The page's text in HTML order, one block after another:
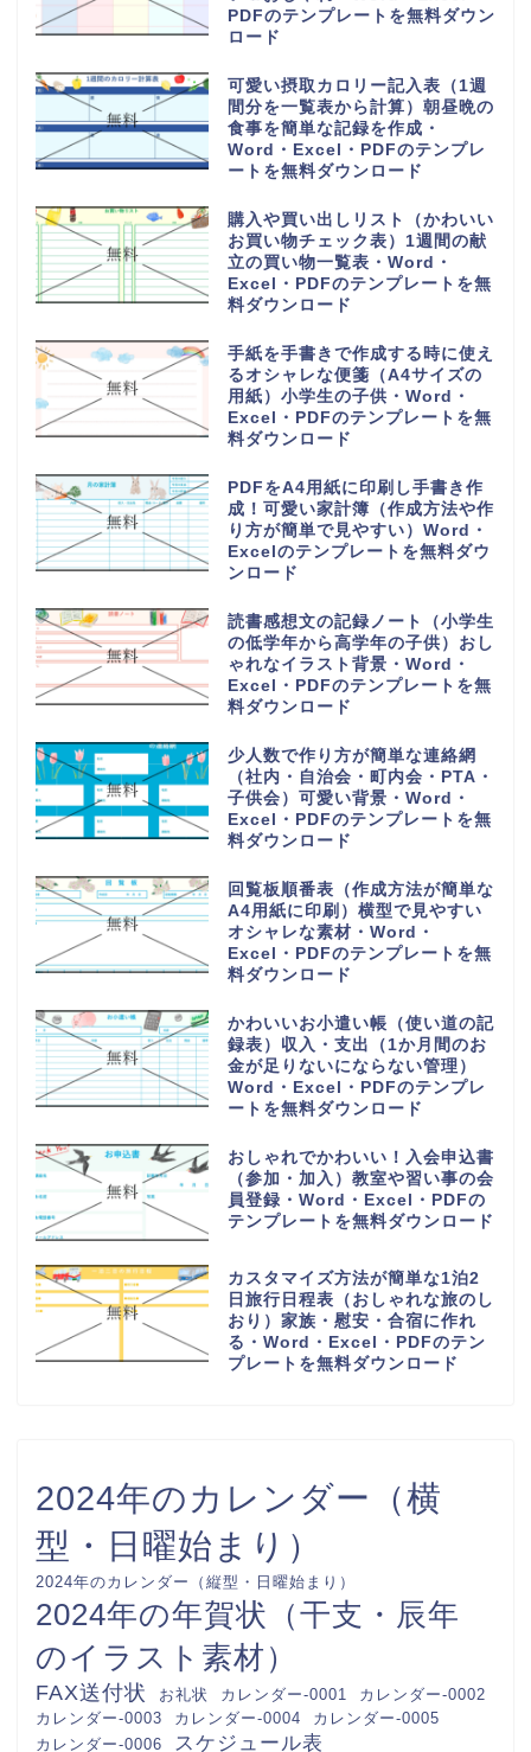
メールに編集）見やすく使える・
Word・Excel・PDFのテンプレ
体重測定の記録表（グラフやチャ
ートで簡単に移行一覧表を作成）
可愛い手書き・Word・Excel・
PDFのテンプレートを無料ダウン
持っていくものやメモ付きの時間
割表（小学生・小学校の勉強や授
業の科目で手作りが簡単）
Word・Excel・PDFのテンプレ
日直や当番が簡単に作れる学級日
誌（可愛いオシャレなイラスト入
り）小学生や小学校・Word・
Excel・PDFのテンプレートを無
家族の予定表（1か月単位の年間
スケジュールカレンダー）かわい
い＆おしゃれ・Word・Excel・
PDFのテンプレートを無料ダウン
可愛い摂取カロリー記入表（1週
間分を一覧表から計算）朝昼晩の
食事を簡単な記録を作成・
Word・Excel・PDFのテンプレ
購入や買い出しリスト（かわいい
お買い物チェック表）1週間の献
立の買い物一覧表・Word・
Excel・PDFのテンプレートを無
手紙を手書きで作成する時に使え
るオシャレな便箋（A4サイズの
用紙）小学生の子供・Word・
Excel・PDFのテンプレートを無
PDFをA4用紙に印刷し手書き作
成！可愛い家計簿（作成方法や作
り方が簡単で見やすい）Word・
Excelのテンプレートを無料ダウ
読書感想文の記録ノート（小学生
の低学年から高学年の子供）おし
ゃれなイラスト背景・Word・
少人数で作り方が簡単な連絡網
（社内・自治会・町内会・PTA・
子供会）可愛い背景・Word・
Excel・PDFのテンプレートを無
オシャレな素材・Word・
Excel・PDFのテンプレートを無
料ダウンロード
かわいいお小遣い帳（使い道の記
録表）収入・支出（1か月間のお
金が足りないにならない管理）
Word・Excel・PDFのテンプレ
ートを無料ダウンロード
おしゃれでかわいい！入会申込書
（参加・加入）教室や習い事の会